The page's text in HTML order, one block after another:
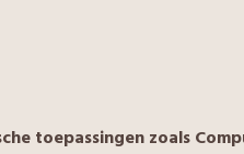
toepassingen zoals